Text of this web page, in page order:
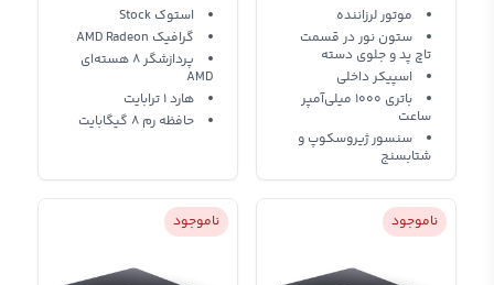
Sony Dualshock 4
موتور لرزاننده
ستون نور در قسمت
تاچ‌ پد و جلوی دسته
اسپیکر داخلی
باتری 1000 میلی‌آمپر
ساعت
سنسور ژیروسکوپ و
شتابسنج
Slim Stock 1TB
استوک Stock
گرافیک AMD Radeon
پردازشگر 8 هسته‌ای
AMD‌
هارد 1 ترابایت
حافظه رم 8 گیگابایت
ناموجود ناموجود